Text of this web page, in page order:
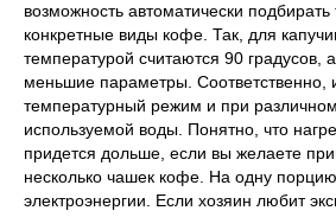
возможность автоматически
конкретные виды кофе. Так, для
температурой считаются 90 градусов,
меньшие параметры. Соответственно,
температурный режим и при
используемой воды. Понятно, что
придется дольше, если вы желаете
несколько чашек кофе. На одну
электроэнергии. Если хозяин любит